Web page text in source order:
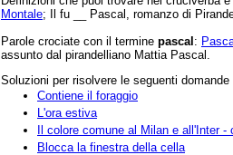
Montale; Il fu __ Pascal, romanzo di
Parole crociate con il termine pascal:
assunto dal pirandelliano Mattia Pascal.
Soluzioni per risolvere le seguenti
Contiene il foraggio
L'ora estiva
Il colore comune al Milan e all'Inter -
Blocca la finestra della cella